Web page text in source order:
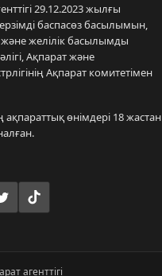
29.12.2023 жылғы
баспасөз басылымын,
және желілік басылымды
Ақпарат және
Ақпарат комитетімен
ақпараттық өнімдері 18 жастан
агенттігі